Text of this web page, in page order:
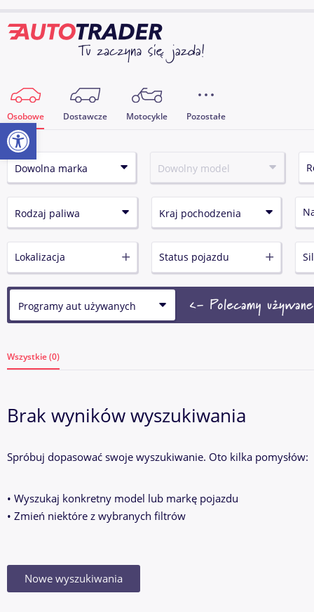
Osobowe Dostawcze Motocykle Pozostałe
Lokalizacja Status pojazdu
Wszystkie (0)
Brak wyników wyszukiwania
Spróbuj dopasować swoje wyszukiwanie. Oto kilka pomysłów:
• Wyszukaj konkretny model lub markę pojazdu
• Zmień niektóre z wybranych filtrów
Nowe wyszukiwania
Otwórz pasek narzędzi